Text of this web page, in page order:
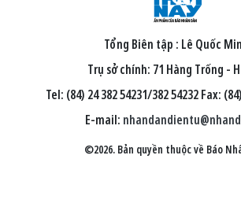
Tổng Biên tập : Lê Quốc
Trụ sở chính: 71 Hàng Trống -
Tel: (84) 24 382 54231/382 54232 Fax:
E-mail:
©2026. Bản quyền thuộc về Báo